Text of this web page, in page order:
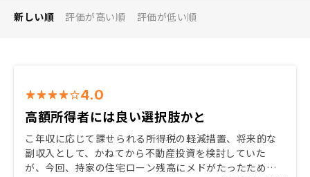
新しい順 評価が高い順 評価が低い順
4.0
高額所得者には良い選択肢かと
こ年収に応じて課せられる所得税の軽減措置、将来的な
副収入として、かねてから不動産投資を検討していた
が、今回、持家の住宅ローン残高にメドがたったため、